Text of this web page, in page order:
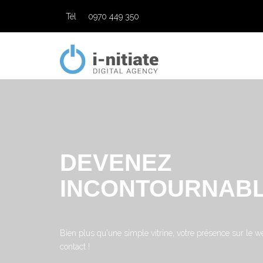
Tél 0970 449 350
DEVENEZ
Bien plus qu'une simple vitrine, votre présence sur le
contact !